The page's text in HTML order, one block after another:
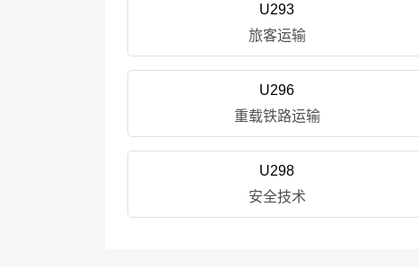
U293
旅客运输
U296
重载铁路运输
U298
安全技术